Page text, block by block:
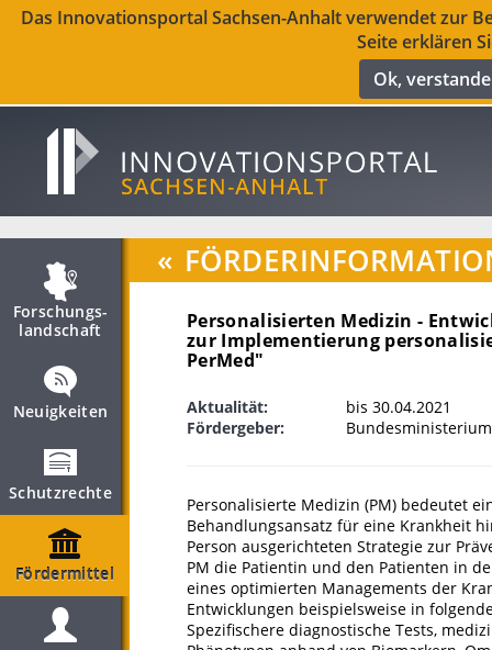
Das Innovationsportal Sachsen-Anhalt verwendet zur
Seite erklären
Ok,
Forschungs­
landschaft
Neuigkeiten
Schutzrechte
Fördermittel
«
Personalisierten Medizin -
zur Implementierung
PerMed"
Aktualität:
bis 30.04.2021
Fördergeber:
Personalisierte Medizin (PM) bedeutet
Behandlungsansatz für eine Krankheit
Person ausgerichteten Strategie zur
PM die Patientin und den Patienten in
eines optimierten Managements der
Entwicklungen beispielsweise in
Spezifischere diagnostische Tests,